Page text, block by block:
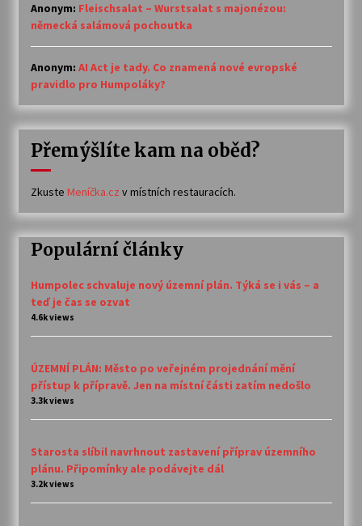
Anonym: Fleischsalat – Wurstsalat s majonézou:
německá salámová pochoutka
Anonym: AI Act je tady. Co znamená nové evropské
pravidlo pro Humpoláky?
Přemýšlíte kam na oběd?
Zkuste Meníčka.cz v místních restauracích.
Populární články
Humpolec schvaluje nový územní plán. Týká se i vás – a
teď je čas se ozvat
4.6k views
ÚZEMNÍ PLÁN: Město po veřejném projednání mění
přístup k přípravě. Jen na místní části zatím nedošlo
3.3k views
Starosta slíbil navrhnout zastavení příprav územního
plánu. Připomínky ale podávejte dál
3.2k views